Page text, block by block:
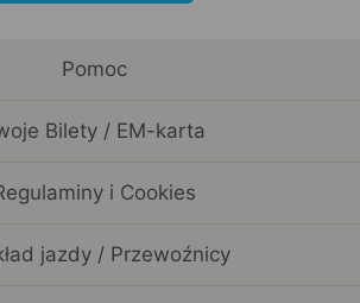
Pomoc
Bilety / EM-karta
i Cookies
jazdy / Przewoźnicy